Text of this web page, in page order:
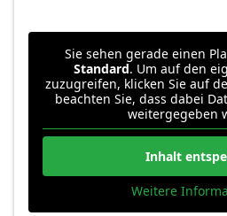
Sie sehen gerade einen
Standard. Um auf den
zuzugreifen, klicken Sie auf
beachten Sie, dass dabei
weitergegeben
Inhalt
Weitere